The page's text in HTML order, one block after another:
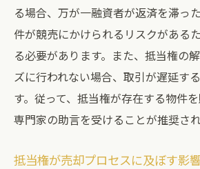
る場合、万が一融資者が返済を滞っ
件が競売にかけられるリスクがある
る必要があります。また、抵当権の
ズに行われない場合、取引が遅延す
す。従って、抵当権が存在する物件を
専門家の助言を受けることが推奨され
抵当権が売却プロセスに及ぼす影